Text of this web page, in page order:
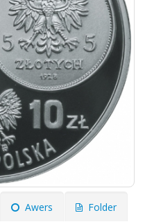
Awers Folder